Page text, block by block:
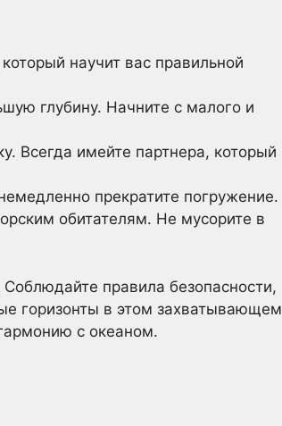
научит вас правильной
глубину. Начните с малого и
Всегда имейте партнера, который
прекратите погружение.
обитателям. Не мусорите в
правила безопасности,
горизонты в этом захватывающем
с океаном.